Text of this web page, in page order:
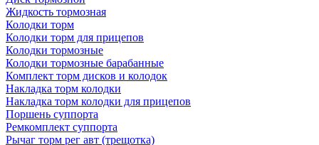
Жидкость тормозная
Колодки торм
Колодки торм для прицепов
Колодки тормозные
Колодки тормозные барабанные
Комплект торм дисков и колодок
Накладка торм колодки
Накладка торм колодки для прицепов
Поршень суппорта
Ремкомплект суппорта
Рычаг торм рег авт (трещотка)